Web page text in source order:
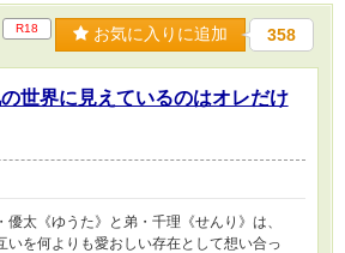
R18 お気に入りに追加 358
世界に見えているのはオレだけ
優太《ゆうた》と弟・千理《せんり》は、
いを何よりも愛おしい存在として想い合っ